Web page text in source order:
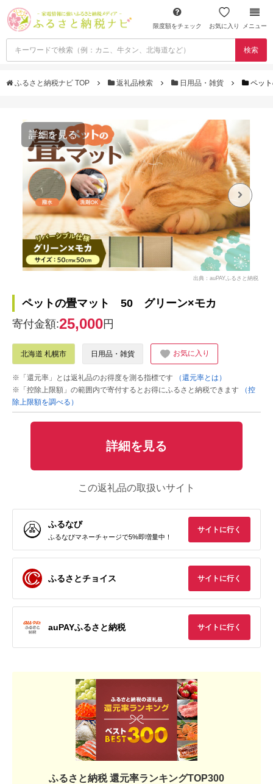
限度額をチェック お気に入り メニュー
検索
ふるさと納税ナビ TOP 返礼品検索 日用品・雑貨 ペッ
詳細を見る
出典：auPAYふるさと納税
ペットの畳マット 50 グリーン×モカ
寄付金額:25,000円
北海道 札幌市 日用品・雑貨 お気に入り
※「還元率」とは返礼品のお得度を測る指標です
（還元率とは）
※「控除上限額」の範囲内で寄付するとお得にふるさと納税できます
（控
除上限額を調べる）
詳細を見る
この返礼品の取扱いサイト
ふるなび
ふるなびマネーチャージで5%即増量中！
サイトに行く
ふるさとチョイス サイトに行く
auPAYふるさと納税 サイトに行く
ふるさと納税 還元率ランキングTOP300